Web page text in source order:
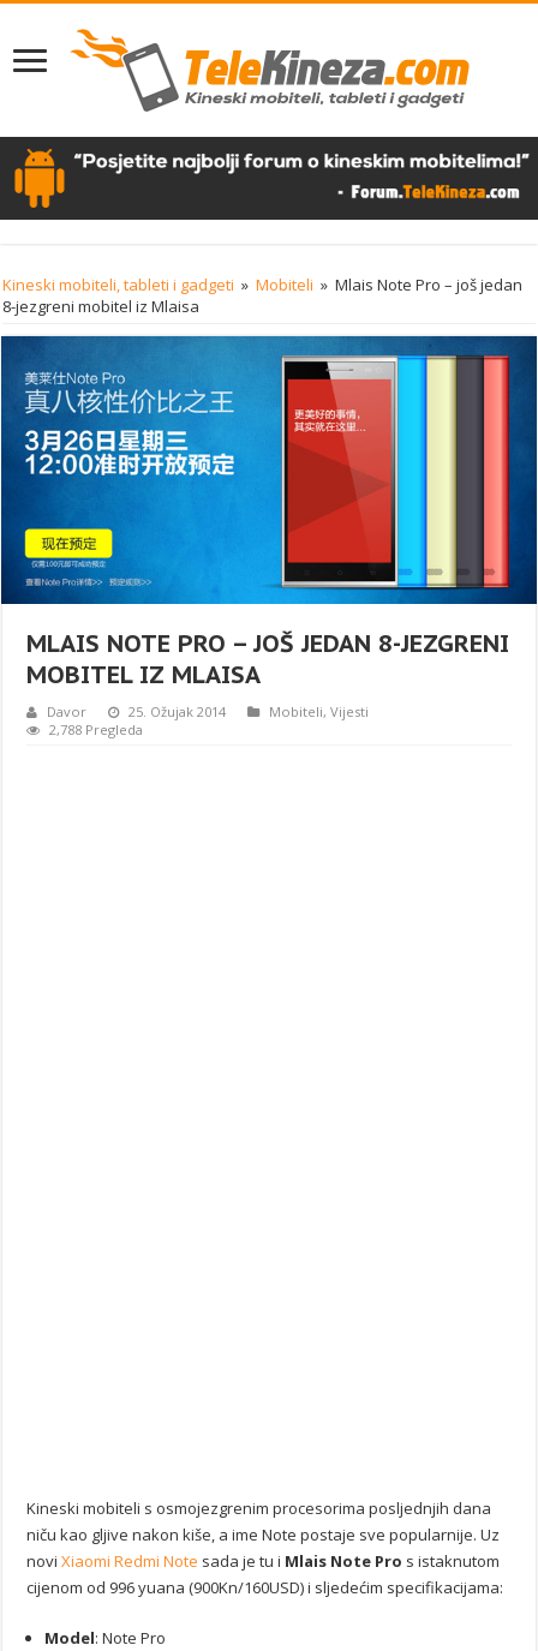
Kineski mobiteli, tableti i gadgeti » Mobiteli » Mlais Note Pro – još jedan
8-jezgreni mobitel iz Mlaisa
MLAIS NOTE PRO – JOŠ JEDAN 8-JEZGRENI
MOBITEL IZ MLAISA
Davor 25. Ožujak 2014 Mobiteli,Vijesti
2,788 Pregleda
Kineski mobiteli s osmojezgrenim procesorima posljednjih dana
niču kao gljive nakon kiše, a ime Note postaje sve popularnije. Uz
noviXiaomi Redmi Note sada je tu i Mlais Note Pro s istaknutom
cijenom od 996 yuana (900Kn/160USD) i sljedećim specifikacijama:
Model: Note Pro